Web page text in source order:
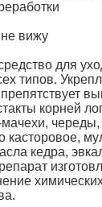
не вижу
для
типов.
корней
касторовое,
кедра,